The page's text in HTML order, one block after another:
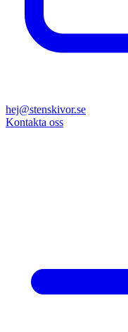
hej@stenskivor.se
Kontakta oss